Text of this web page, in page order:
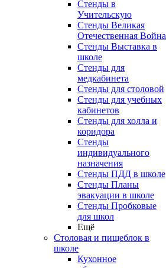
Стенды в
Учительскую
Стенды Великая
Отечественная Война
Стенды Выставка в
школе
Стенды для
медкабинета
Стенды для столовой
Стенды для учебных
кабинетов
Стенды для холла и
коридора
Стенды
индивидуального
назначения
Стенды ПДД в школе
Стенды Планы
эвакуации в школе
Стенды Пробковые
для школ
Ещё
Столовая и пищеблок в
школе
Кухонное